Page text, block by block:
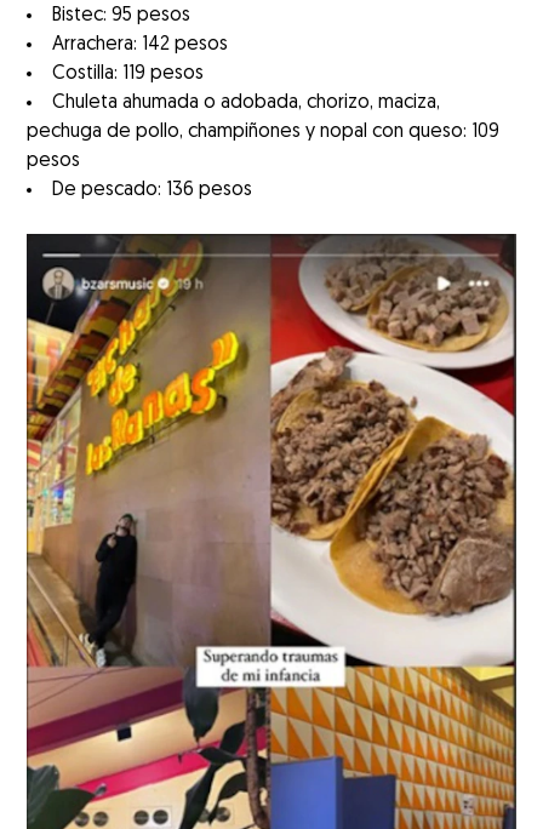
Bistec: 95 pesos
Arrachera: 142 pesos
Costilla: 119 pesos
Chuleta ahumada o adobada, chorizo, maciza,
pechuga de pollo, champiñones y nopal con queso: 109
pesos
De pescado: 136 pesos